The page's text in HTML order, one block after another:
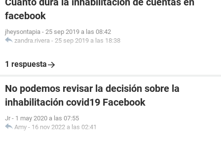
facebook
jheysontapia - 25 sep 2019 a las 08:42
zandra.rivera - 25 sep 2019 a las 18:38
1 respuesta
No podemos revisar la decisión sobre la
inhabilitación covid19 Facebook
Jr - 1 may 2020 a las 07:55
Amy - 16 nov 2022 a las 02:41